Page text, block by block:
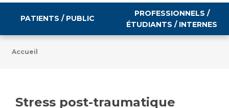
PATIENTS / PUBLIC
PROFESSIONNELS /
ÉTUDIANTS / INTERNES
Emploi / formation
Accueil
Stress post-traumatique